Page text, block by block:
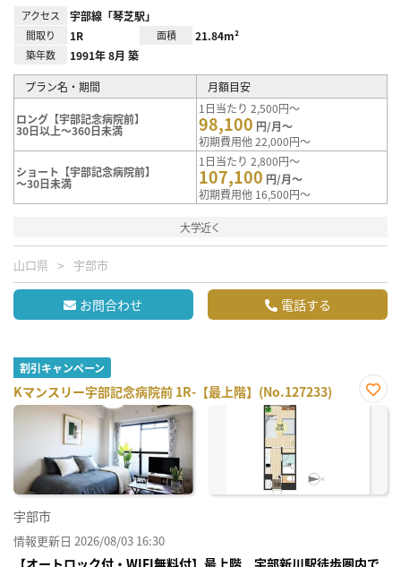
アクセス 宇部線「琴芝駅」
間取り 1R 面積 21.84m²
築年数 1991年 8月 築
プラン名・期間 月額目安
ロング【宇部記念病院前】
30日以上～360日未満
1日当たり 2,500円～
98,100 円/月～
初期費用他 22,000円～
ショート【宇部記念病院前】
～30日未満
1日当たり 2,800円～
107,100 円/月～
初期費用他 16,500円～
大学近く
山口県 宇部市
お問合わせ 電話する
割引キャンペーン
Kマンスリー宇部記念病院前 1R-【最上階】(No.127233)
お気
宇部市
情報更新日 2026/08/03 16:30
【オートロック付・WIFI無料付】最上階 宇部新川駅徒歩圏内で